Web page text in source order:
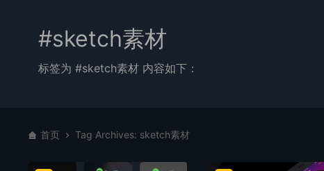
#sketch素材
标签为 #sketch素材 内容如下：
首页 Tag Archives: sketch素材